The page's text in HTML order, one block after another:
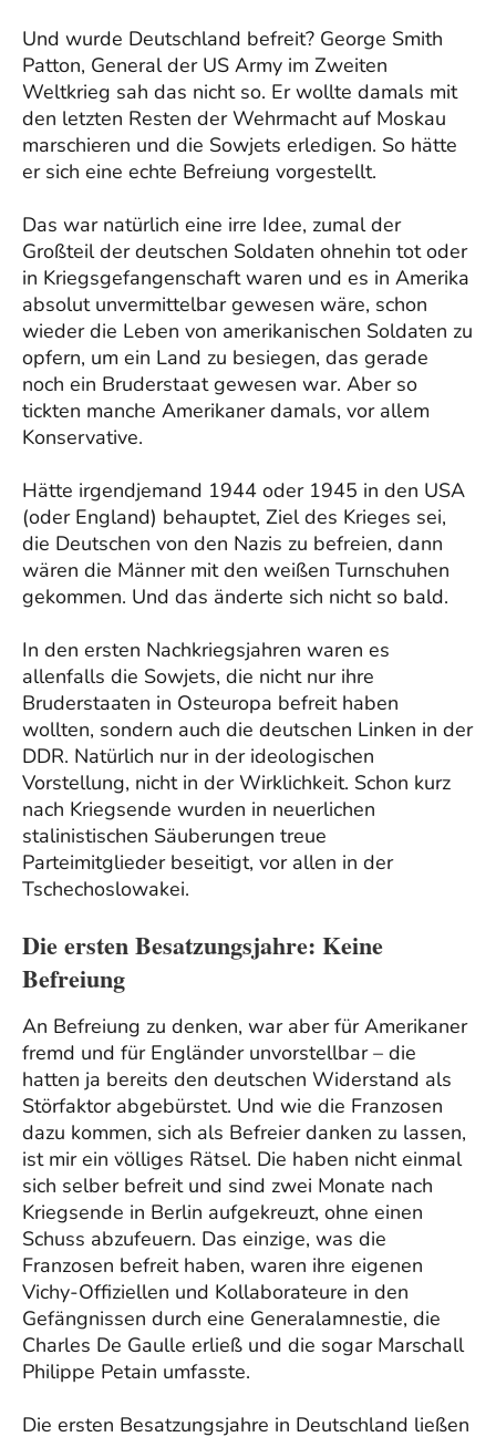
Und wurde Deutschland befreit? George Smith
Patton, General der US Army im Zweiten
Weltkrieg sah das nicht so. Er wollte damals mit
den letzten Resten der Wehrmacht auf Moskau
marschieren und die Sowjets erledigen. So hätte
er sich eine echte Befreiung vorgestellt.
Das war natürlich eine irre Idee, zumal der
Großteil der deutschen Soldaten ohnehin tot oder
in Kriegsgefangenschaft waren und es in Amerika
absolut unvermittelbar gewesen wäre, schon
wieder die Leben von amerikanischen Soldaten zu
opfern, um ein Land zu besiegen, das gerade
noch ein Bruderstaat gewesen war. Aber so
tickten manche Amerikaner damals, vor allem
Konservative.
Hätte irgendjemand 1944 oder 1945 in den USA
(oder England) behauptet, Ziel des Krieges sei,
die Deutschen von den Nazis zu befreien, dann
wären die Männer mit den weißen Turnschuhen
gekommen. Und das änderte sich nicht so bald.
In den ersten Nachkriegsjahren waren es
allenfalls die Sowjets, die nicht nur ihre
Bruderstaaten in Osteuropa befreit haben
wollten, sondern auch die deutschen Linken in der
DDR. Natürlich nur in der ideologischen
Vorstellung, nicht in der Wirklichkeit. Schon kurz
nach Kriegsende wurden in neuerlichen
stalinistischen Säuberungen treue
Parteimitglieder beseitigt, vor allen in der
Tschechoslowakei.
Die ersten Besatzungsjahre: Keine
Befreiung
An Befreiung zu denken, war aber für Amerikaner
fremd und für Engländer unvorstellbar – die
hatten ja bereits den deutschen Widerstand als
Störfaktor abgebürstet. Und wie die Franzosen
dazu kommen, sich als Befreier danken zu lassen,
ist mir ein völliges Rätsel. Die haben nicht einmal
sich selber befreit und sind zwei Monate nach
Kriegsende in Berlin aufgekreuzt, ohne einen
Schuss abzufeuern. Das einzige, was die
Franzosen befreit haben, waren ihre eigenen
Vichy-Offiziellen und Kollaborateure in den
Gefängnissen durch eine Generalamnestie, die
Charles De Gaulle erließ und die sogar Marschall
Philippe Petain umfasste.
Die ersten Besatzungsjahre in Deutschland ließen